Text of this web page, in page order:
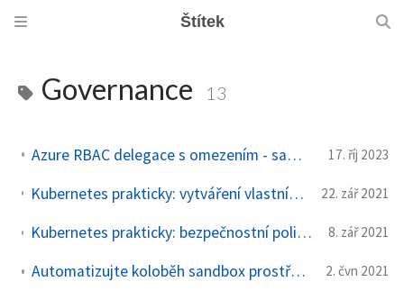
Štítek
Governance 13
Azure RBAC delegace s omezením - samoobslužnost pro vaše Azure uživatele 17. říj 2023
Kubernetes prakticky: vytváření vlastních politik v rego jazyce s OPA a promítnutím do Azure Policy 22. zář 2021
Kubernetes prakticky: bezpečnostní politiky s Azure Policy pro Azure Kubernetes Service i váš on-premises Kubernetes/OpenShift 8. zář 2021
Automatizujte koloběh sandbox prostředí v Azure s Bicep, Terraform nebo Pulumi 2. čvn 2021